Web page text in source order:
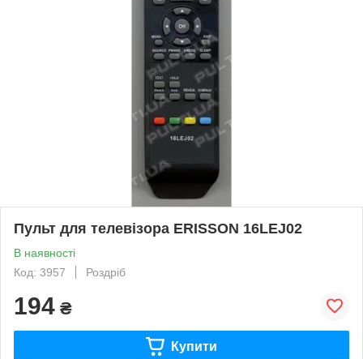
Пульт для телевізора ERISSON 16LEJ02
В наявності
Код: 3957
Роздріб
194 ₴
Купити